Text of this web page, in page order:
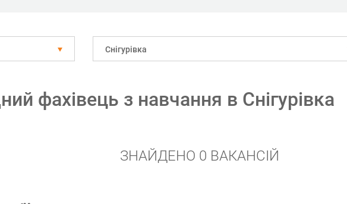
Снігурівка
фахівець з навчання в Снігурівка
ЗНАЙДЕНО 0 ВАКАНСІЙ